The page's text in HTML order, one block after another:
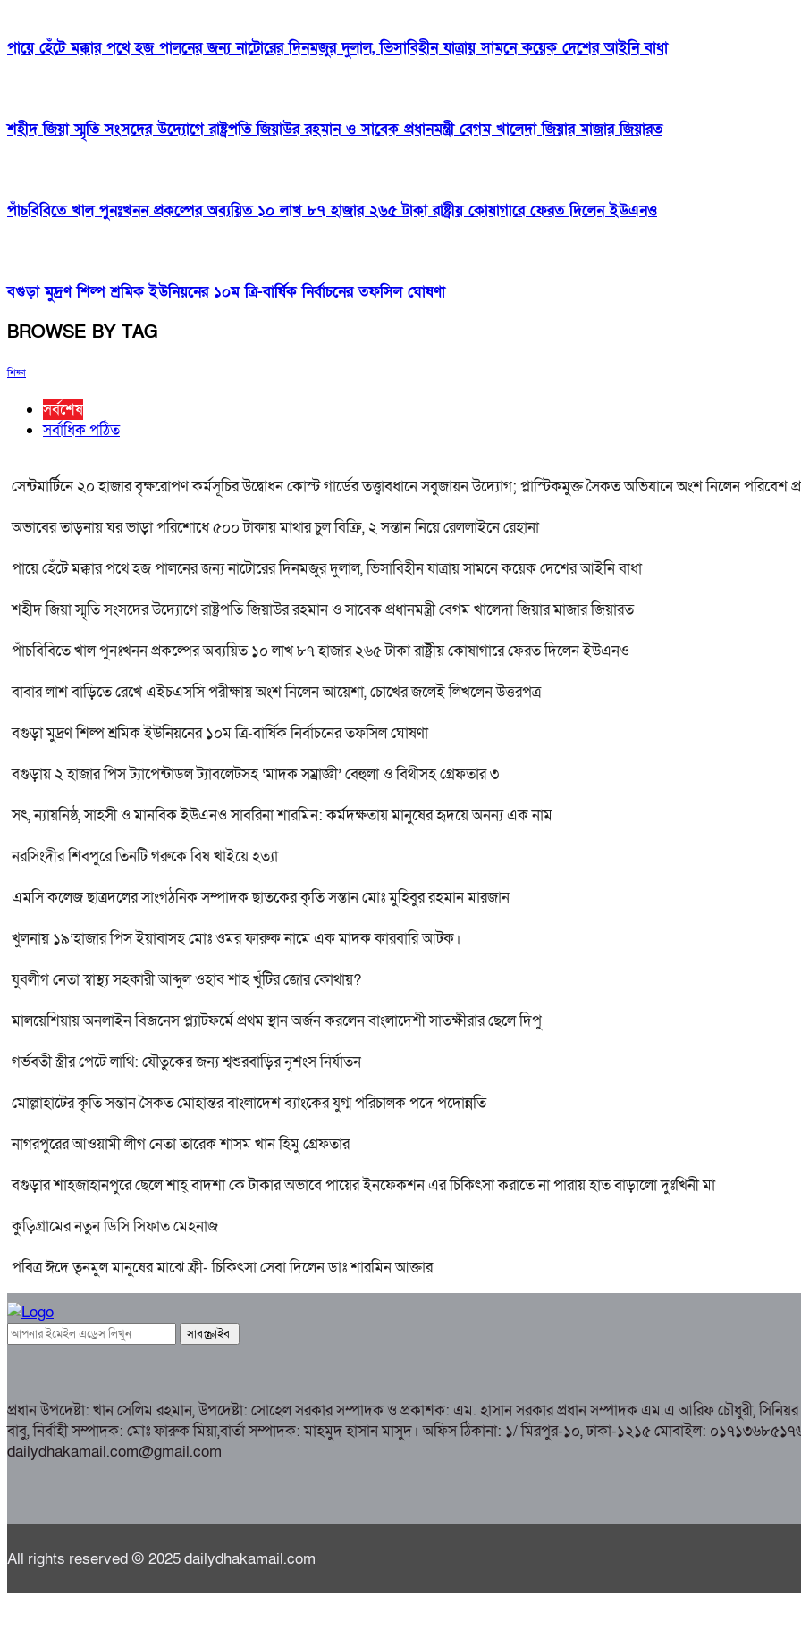
পায়ে হেঁটে মক্কার পথে হজ পালনের জন্য নাটোরের দিনমজুর দুলাল, ভিসাবিহীন যাত্রায় সামনে কয়েক দেশের আইনি বাধা
শহীদ জিয়া স্মৃতি সংসদের উদ্যোগে রাষ্ট্রপতি জিয়াউর রহমান ও সাবেক প্রধানমন্ত্রী বেগম খালেদা জিয়ার মাজার জিয়ারত
পাঁচবিবিতে খাল পুনঃখনন প্রকল্পের অব্যয়িত ১০ লাখ ৮৭ হাজার ২৬৫ টাকা রাষ্ট্রীয় কোষাগারে ফেরত দিলেন ইউএনও
বগুড়া মুদ্রণ শিল্প শ্রমিক ইউনিয়নের ১০ম ত্রি-বার্ষিক নির্বাচনের তফসিল ঘোষণা
BROWSE BY TAG
শিক্ষা
সর্বশেষ
সর্বাধিক পঠিত
সেন্টমার্টিনে ২০ হাজার বৃক্ষরোপণ কর্মসূচির উদ্বোধন কোস্ট গার্ডের তত্ত্বাবধানে সবুজায়ন উদ্যোগ; প্লাস্টিকমুক্ত সৈকত অভিযানে অংশ নিলেন পরিবেশ
অভাবের তাড়নায় ঘর ভাড়া পরিশোধে ৫০০ টাকায় মাথার চুল বিক্রি, ২ সন্তান নিয়ে রেললাইনে রেহানা
পায়ে হেঁটে মক্কার পথে হজ পালনের জন্য নাটোরের দিনমজুর দুলাল, ভিসাবিহীন যাত্রায় সামনে কয়েক দেশের আইনি বাধা
শহীদ জিয়া স্মৃতি সংসদের উদ্যোগে রাষ্ট্রপতি জিয়াউর রহমান ও সাবেক প্রধানমন্ত্রী বেগম খালেদা জিয়ার মাজার জিয়ারত
পাঁচবিবিতে খাল পুনঃখনন প্রকল্পের অব্যয়িত ১০ লাখ ৮৭ হাজার ২৬৫ টাকা রাষ্ট্রীয় কোষাগারে ফেরত দিলেন ইউএনও
বাবার লাশ বাড়িতে রেখে এইচএসসি পরীক্ষায় অংশ নিলেন আয়েশা, চোখের জলেই লিখলেন উত্তরপত্র
বগুড়া মুদ্রণ শিল্প শ্রমিক ইউনিয়নের ১০ম ত্রি-বার্ষিক নির্বাচনের তফসিল ঘোষণা
বগুড়ায় ২ হাজার পিস ট্যাপেন্টাডল ট্যাবলেটসহ ‘মাদক সম্রাজ্ঞী’ বেহুলা ও বিথীসহ গ্রেফতার ৩
সৎ, ন্যায়নিষ্ঠ, সাহসী ও মানবিক ইউএনও সাবরিনা শারমিন: কর্মদক্ষতায় মানুষের হৃদয়ে অনন্য এক নাম
নরসিংদীর শিবপুরে তিনটি গরুকে বিষ খাইয়ে হত্যা
এমসি কলেজ ছাত্রদলের সাংগঠনিক সম্পাদক ছাতকের কৃতি সন্তান মোঃ মুহিবুর রহমান মারজান
খুলনায় ১৯’হাজার পিস ইয়াবাসহ মোঃ ওমর ফারুক নামে এক মাদক কারবারি আটক।
যুবলীগ নেতা স্বাস্থ্য সহকারী আব্দুল ওহাব শাহ খুঁটির জোর কোথায়?
মালয়েশিয়ায় অনলাইন বিজনেস প্ল্যাটফর্মে প্রথম স্থান অর্জন করলেন বাংলাদেশী সাতক্ষীরার ছেলে দিপু
গর্ভবতী স্ত্রীর পেটে লাথি: যৌতুকের জন্য শ্বশুরবাড়ির নৃশংস নির্যাতন
মোল্লাহাটের কৃতি সন্তান সৈকত মোহান্তর বাংলাদেশ ব্যাংকের যুগ্ম পরিচালক পদে পদোন্নতি
নাগরপুরের আওয়ামী লীগ নেতা তারেক শাসম খান হিমু গ্রেফতার
বগুড়ার শাহজাহানপুরে ছেলে শাহ্ বাদশা কে টাকার অভাবে পায়ের ইনফেকশন এর চিকিৎসা করাতে না পারায় হাত বাড়ালো দুঃখিনী মা
কুড়িগ্রামের নতুন ডিসি সিফাত মেহনাজ
পবিত্র ঈদে তৃনমুল মানুষের মাঝে ফ্রী- চিকিৎসা সেবা দিলেন ডাঃ শারমিন আক্তার
প্রধান উপদেষ্টা: খান সেলিম রহমান, উপদেষ্টা: সোহেল সরকার সম্পাদক ও প্রকাশক: এম. হাসান সরকার প্রধান সম্পাদক এম.এ আরিফ চৌধুরী,
বাবু, নির্বাহী সম্পাদক: মোঃ ফারুক মিয়া,বার্তা সম্পাদক: মাহমুদ হাসান মাসুদ। অফিস ঠিকানা: ১/ মিরপুর-১০, ঢাকা-১২১৫ মোবাইল:
dailydhakamail.com@gmail.com
All rights reserved © 2025 dailydhakamail.com